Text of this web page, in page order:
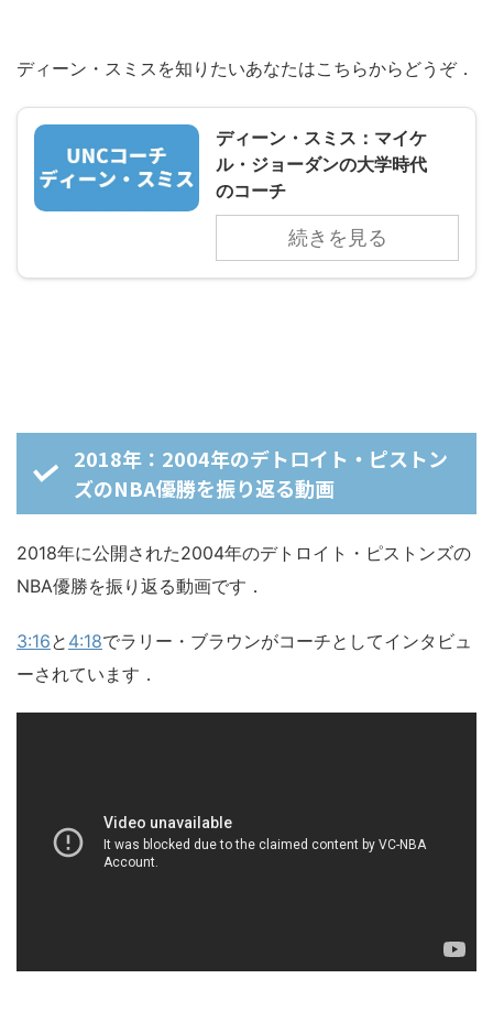
ディーン・スミスを知りたいあなたはこちらからどうぞ．
ディーン・スミス：マイケ
ル・ジョーダンの大学時代
のコーチ
続きを見る
2018年：2004年のデトロイト・ピストン
ズのNBA優勝を振り返る動画
2018年に公開された2004年のデトロイト・ピストンズの
NBA優勝を振り返る動画です．
3:16と 4:18でラリー・ブラウンがコーチとしてインタビュ
ーされています．